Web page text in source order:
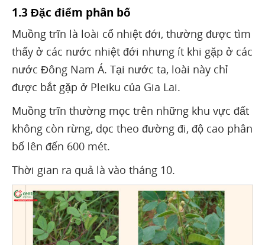
1.3 Đặc điểm phân bố
Muồng trĩn là loài cổ nhiệt đới, thường được tìm
thấy ở các nước nhiệt đới nhưng ít khi gặp ở các
nước Đông Nam Á. Tại nước ta, loài này chỉ
được bắt gặp ở Pleiku của Gia Lai.
Muồng trĩn thường mọc trên những khu vực đất
không còn rừng, dọc theo đường đi, độ cao phân
bố lên đến 600 mét.
Thời gian ra quả là vào tháng 10.